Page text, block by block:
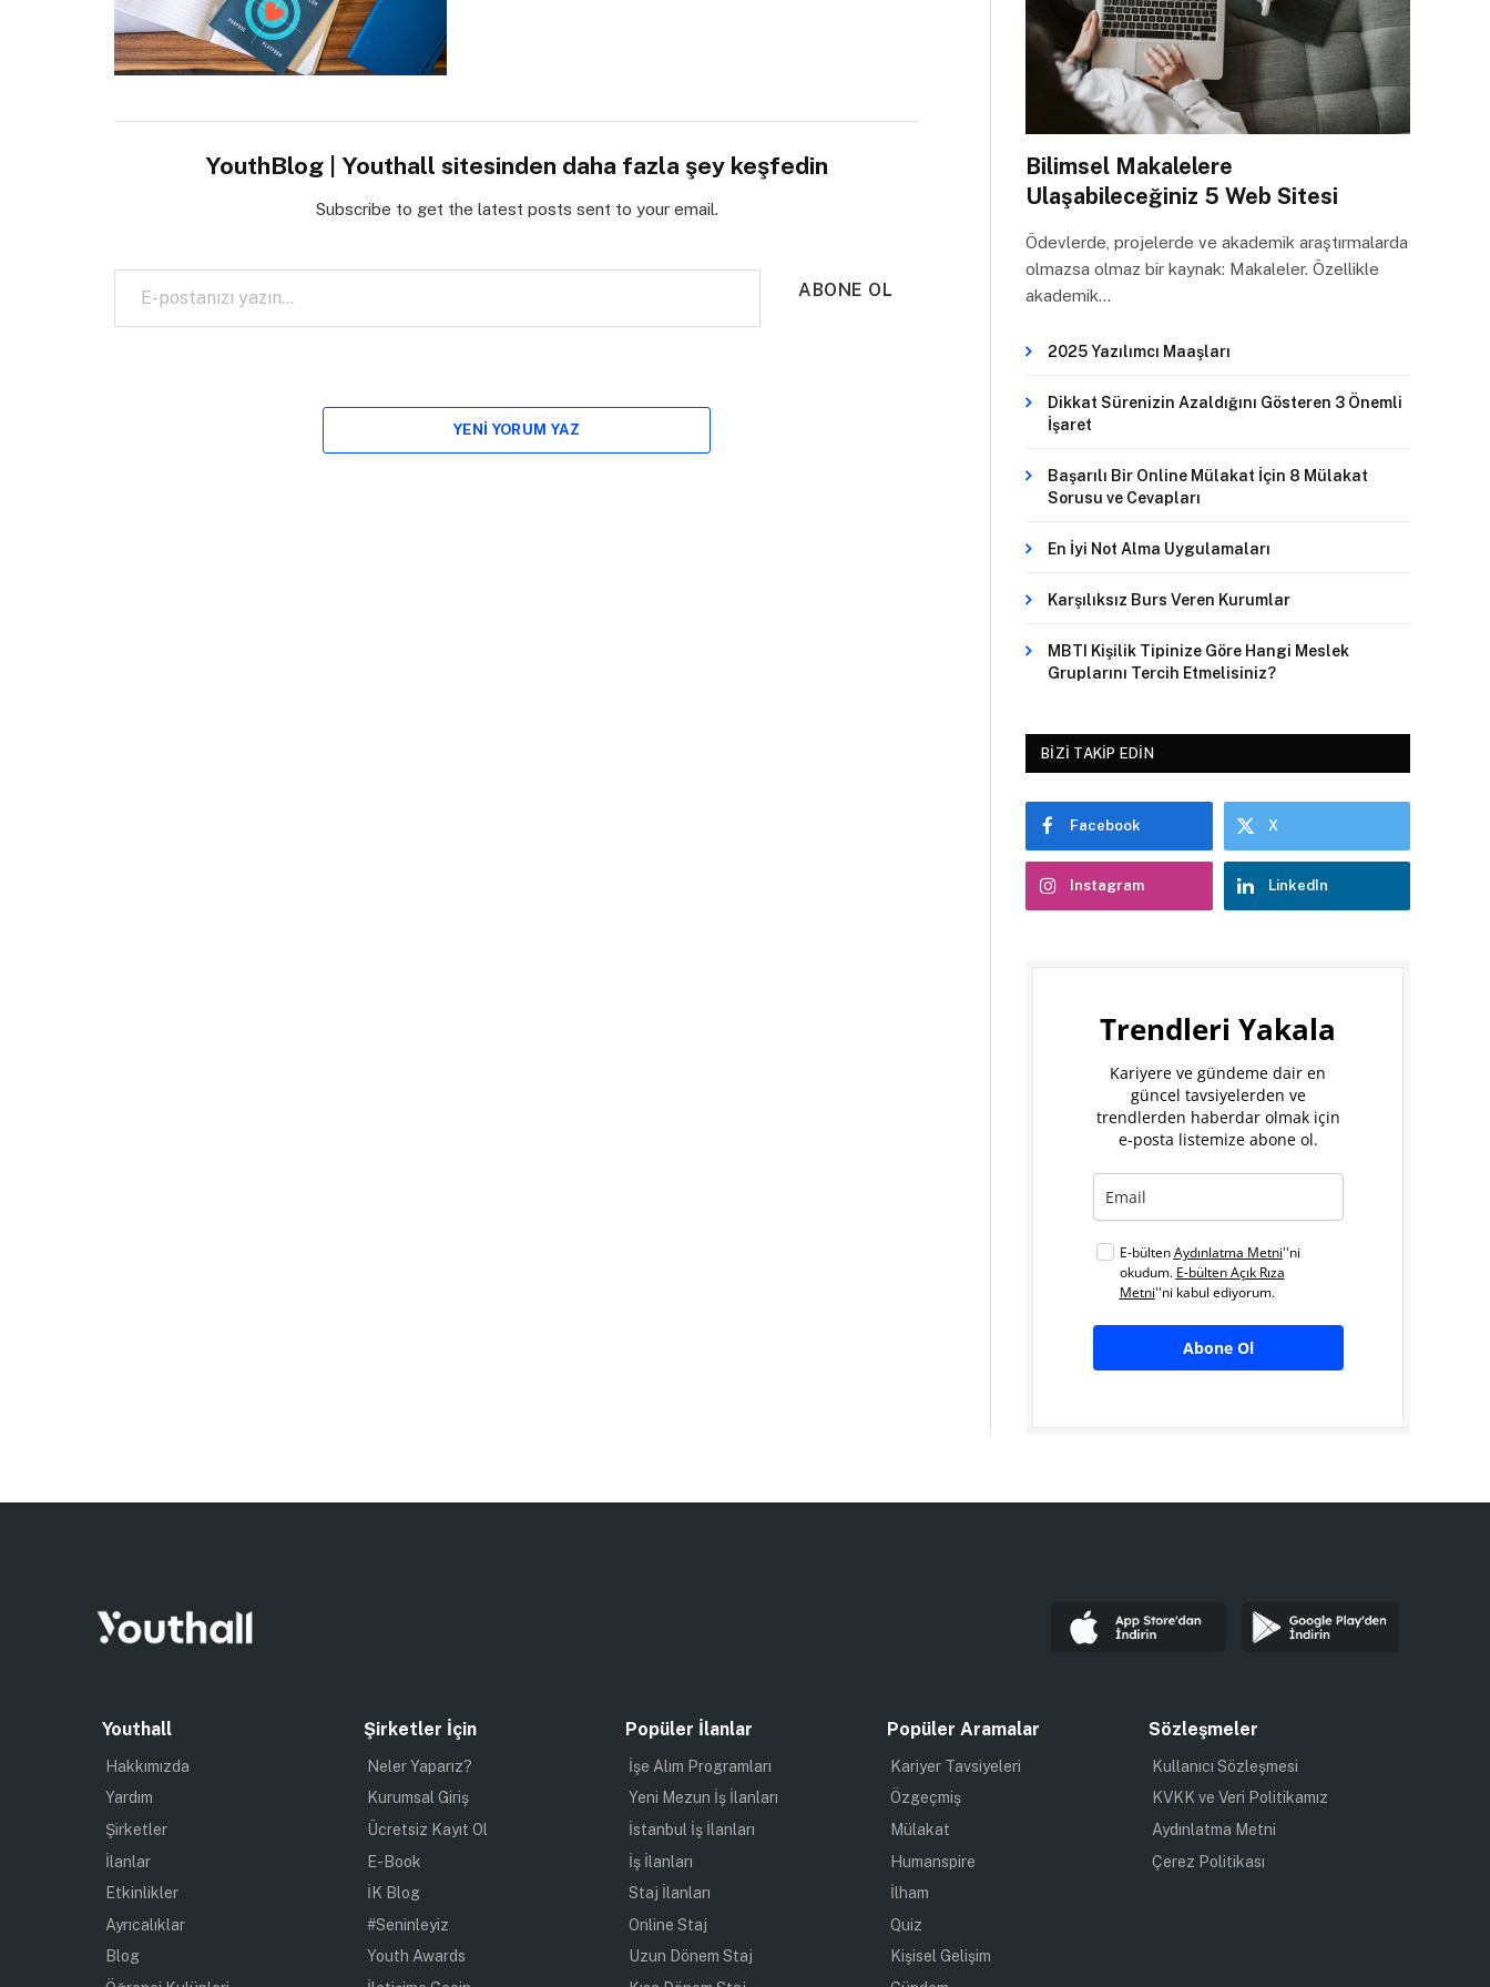
YouthBlog | Youthall sitesinden daha fazla şey keşfedin
Subscribe to get the latest posts sent to your email.
E-postanızı yazın…
ABONE OL
YENI YORUM YAZ
Bilimsel Makalelere
Ulaşabileceğiniz 5 Web Sitesi
Ödevlerde, projelerde ve akademik araştırmalarda
olmazsa olmaz bir kaynak: Makaleler. Özellikle
akademik…
2025 Yazılımcı Maaşları
Dikkat Sürenizin Azaldığını Gösteren 3 Önemli
İşaret
Başarılı Bir Online Mülakat İçin 8 Mülakat
Sorusu ve Cevapları
En İyi Not Alma Uygulamaları
Karşılıksız Burs Veren Kurumlar
MBTI Kişilik Tipinize Göre Hangi Meslek
Gruplarını Tercih Etmelisiniz?
BIZI TAKIP EDIN
Facebook X
Instagram LinkedIn
Trendleri Yakala
Kariyere ve gündeme dair en
güncel tavsiyelerden ve
trendlerden haberdar olmak için
e-posta listemize abone ol.
E-bültenAydınlatma Metni''ni
okudum. E-bülten Açık Rıza
Metni''ni kabul ediyorum.
Abone Ol
Youthall
Hakkımızda
Yardım
Şirketler
İlanlar
Etkinlikler
Ayrıcalıklar
Blog
Şirketler İçin
Neler Yaparız?
Kurumsal Giriş
Ücretsiz Kayıt Ol
E-Book
İK Blog
#Seninleyiz
Youth Awards
Popüler İlanlar
İşe Alım Programları
Yeni Mezun İş İlanları
İstanbul İş İlanları
İş İlanları
Staj İlanları
Online Staj
Uzun Dönem Staj
Popüler Aramalar
Kariyer Tavsiyeleri
Özgeçmiş
Mülakat
Humanspire
İlham
Quiz
Kişisel Gelişim
Sözleşmeler
Kullanıcı Sözleşmesi
KVKK ve Veri Politikamız
Aydınlatma Metni
Çerez Politikası